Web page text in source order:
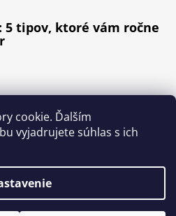
cookie. Ďalším
vyjadrujete súhlas s ich
tipov, ktoré vám ročne
Shoptet